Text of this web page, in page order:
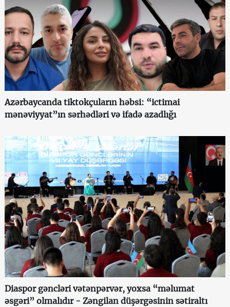
Azərbaycanda tiktokçuların həbsi: “ictimai
mənəviyyat”ın sərhədləri və ifadə azadlığı
Diaspor gəncləri vətənpərvər, yoxsa “məlumat
əsgəri” olmalıdır - Zəngilan düşərgəsinin sətiraltı